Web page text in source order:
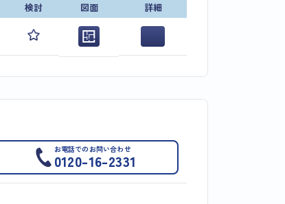
検討 図面 詳細
お電話でのお問い合わせ
0120-16-2331